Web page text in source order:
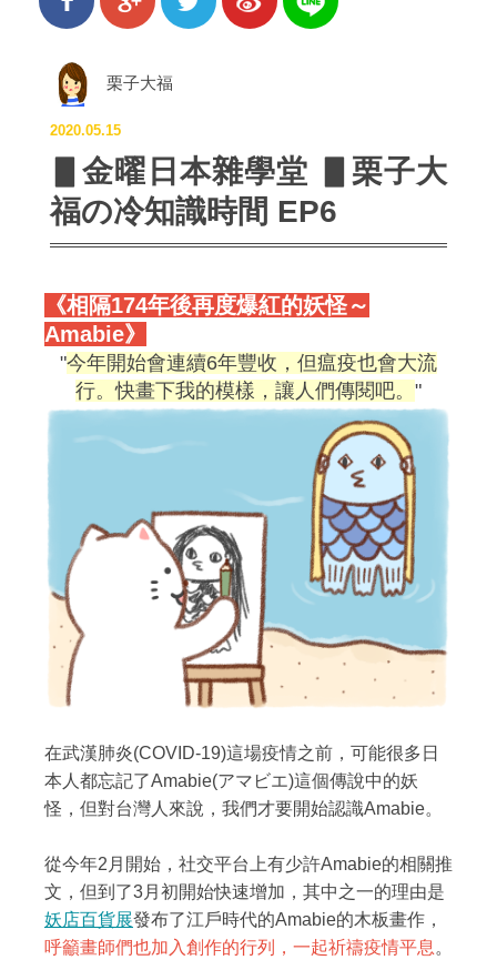
栗子大福
2020.05.15
▋金曜日本雜學堂 ▋栗子大
福の冷知識時間 EP6
《相隔174年後再度爆紅的妖怪～
Amabie》
今年開始會連續6年豐收，但瘟疫也會大流
行。快畫下我的模樣，讓人們傳閱吧。
在武漢肺炎(COVID-19)這場疫情之前，可能很多日
本人都忘記了Amabie(アマビエ)這個傳說中的妖
怪，但對台灣人來說，我們才要開始認識Amabie。
從今年2月開始，社交平台上有少許Amabie的相關推
文，但到了3月初開始快速增加，其中之一的理由是
妖店百貨展發布了江戶時代的Amabie的木板畫作，
呼籲畫師們也加入創作的行列，一起祈禱疫情平息 。